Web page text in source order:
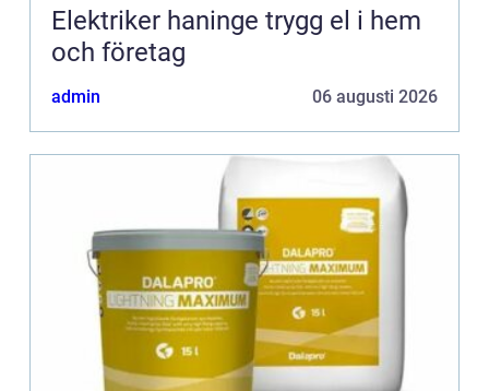
Elektriker haninge trygg el i hem
och företag
admin 06 augusti 2026